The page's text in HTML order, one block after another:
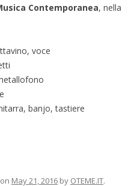
Contemporanea, nella
voce
banjo, tastiere
on May 21, 2016 by OTEME.IT.